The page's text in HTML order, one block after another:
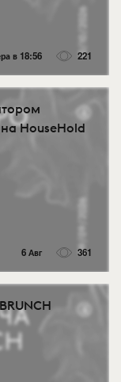
в 18:56 221
HouseHold
6 Авг 361